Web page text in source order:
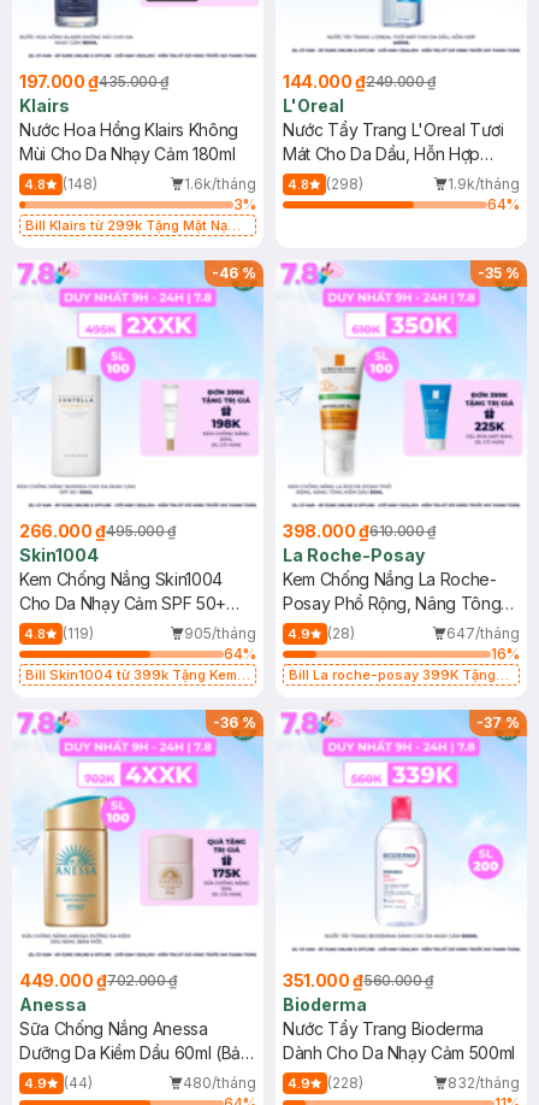
197.000 ₫435.000 ₫
Klairs
Nước Hoa Hồng Klairs Không
Mùi Cho Da Nhạy Cảm 180ml
4.8 (148)
1.6k/tháng
3%
Bill Klairs từ 299k Tặng Mặt Nạ
25ml (SL Có Hạn)
144.000 ₫249.000 ₫
L'Oreal
Nước Tẩy Trang L'Oreal Tươi
Mát Cho Da Dầu, Hỗn Hợp
400ml
4.8 (298)
1.9k/tháng
64%
-46%
266.000 ₫495.000 ₫
Skin1004
Kem Chống Nắng Skin1004
Cho Da Nhạy Cảm SPF 50+
50ml
4.8 (119)
905/tháng
64%
Bill Skin1004 từ 399k Tặng Kem
SPF 50+ 20ml (SL Có Hạn)
-35%
398.000 ₫610.000 ₫
La Roche-Posay
Kem Chống Nắng La Roche-
Posay Phổ Rộng, Nâng Tông
Kiềm Dầu 50ml
4.9 (28)
647/tháng
16%
Bill La roche-posay 399K Tặng
(SL có hạn)
-36%
449.000 ₫702.000 ₫
Anessa
Sữa Chống Nắng Anessa
Dưỡng Da Kiềm Dầu 60ml (Bản
Mới)
4.9 (44)
480/tháng
-37%
351.000 ₫560.000 ₫
Bioderma
Nước Tẩy Trang Bioderma
Dành Cho Da Nhạy Cảm 500ml
4.9 (228)
832/tháng